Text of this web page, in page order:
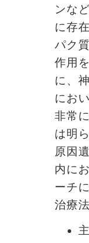
ンな
に存
パク
作用
に、
にお
非常
は明
原因
内に
ーチ
治療